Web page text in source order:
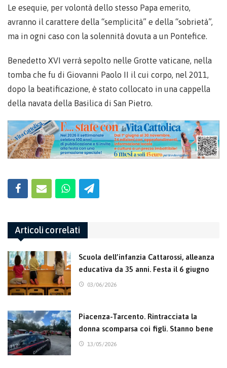
Le esequie, per volontà dello stesso Papa emerito,
avranno il carattere della “semplicità” e della “sobrietà”,
ma in ogni caso con la solennità dovuta a un Pontefice.
Benedetto XVI verrà sepolto nelle Grotte vaticane, nella
tomba che fu di Giovanni Paolo II il cui corpo, nel 2011,
dopo la beatificazione, è stato collocato in una cappella
della navata della Basilica di San Pietro.
Articoli correlati
Scuola dell’infanzia Cattarossi, alleanza
educativa da 35 anni. Festa il 6 giugno
03/06/2026
Piacenza-Tarcento. Rintracciata la
donna scomparsa coi figli. Stanno bene
13/05/2026